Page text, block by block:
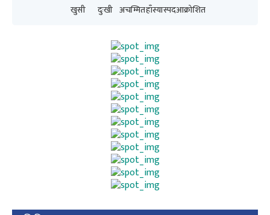
खुसी दुःखी अचम्मितहाँस्यास्पदआक्रोशित